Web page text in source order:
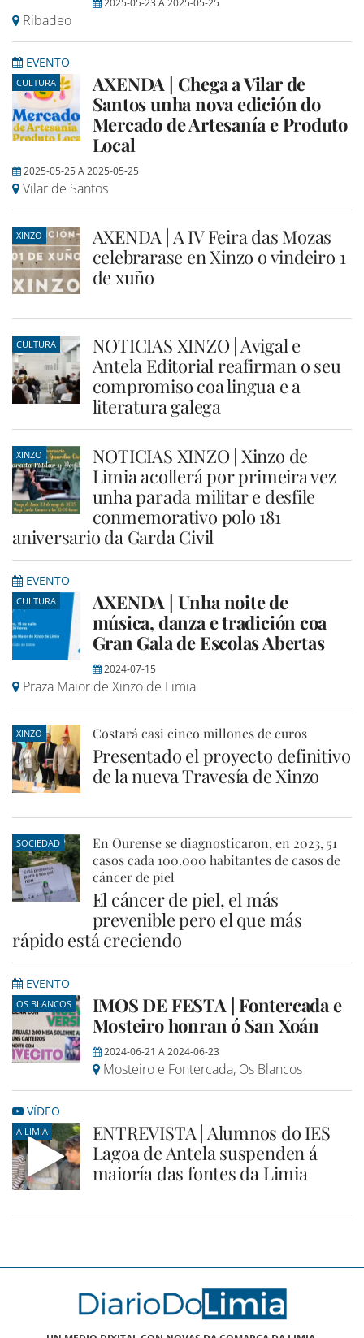
Ribadeo
EVENTO
CULTURA
AXENDA | Chega a Vilar de
Santos unha nova edición do
Mercado de Artesanía e Produto
Local
2025-05-25A2025-05-25
Vilar de Santos
XINZO
AXENDA | A IV Feira das Mozas
celebrarase en Xinzo o vindeiro 1
de xuño
CULTURA
NOTICIAS XINZO | Avigal e
Antela Editorial reafirman o seu
compromiso coa lingua e a
literatura galega
XINZO
NOTICIAS XINZO | Xinzo de
Limia acollerá por primeira vez
unha parada militar e desfile
conmemorativo polo 181
aniversario da Garda Civil
EVENTO
CULTURA
AXENDA | Unha noite de
música, danza e tradición coa
Gran Gala de Escolas Abertas
2024-07-15
Praza Maior de Xinzo de Limia
XINZO Costará casi cinco millones de euros
Presentado el proyecto definitivo
de la nueva Travesía de Xinzo
SOCIEDAD
En Ourense se diagnosticaron, en 2023, 51
casos cada 100.000 habitantes de casos de
cáncer de piel
El cáncer de piel, el más
prevenible pero el que más
rápido está creciendo
EVENTO
OS BLANCOS
IMOS DE FESTA | Fontercada e
Mosteiro honran ó San Xoán
2024-06-21 A2024-06-23
Mosteiro e Fontercada, Os Blancos
VÍDEO
A LIMIA
ENTREVISTA | Alumnos do IES
Lagoa de Antela suspenden á
maioría das fontes da Limia